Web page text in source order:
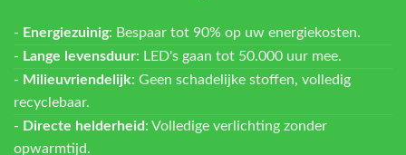
- Energiezuinig: Bespaar tot 90% op uw energiekosten.
- Lange levensduur: LED's gaan tot 50.000 uur mee.
- Milieuvriendelijk: Geen schadelijke stoffen, volledig
recyclebaar.
- Directe helderheid: Volledige verlichting zonder
opwarmtijd.